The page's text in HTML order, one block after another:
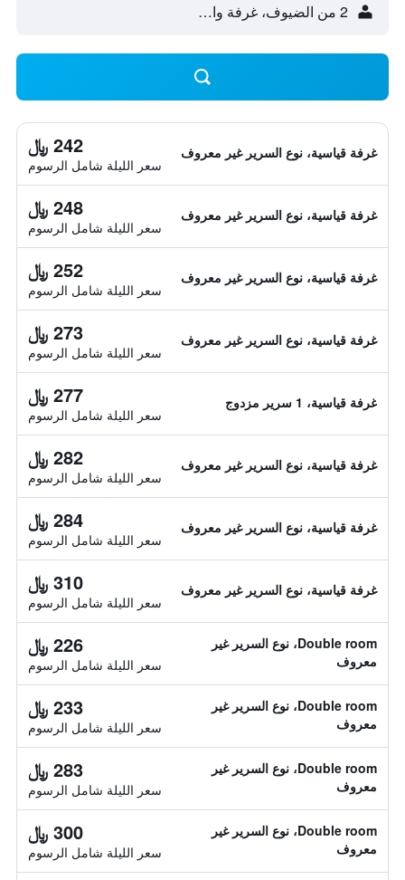
2 من الضيوف، غرفة واحدة
غرفة قياسية، نوع السرير غير معروف 242 ﷼
سعر الليلة شامل الرسوم
غرفة قياسية، نوع السرير غير معروف 248 ﷼
سعر الليلة شامل الرسوم
غرفة قياسية، نوع السرير غير معروف 252 ﷼
سعر الليلة شامل الرسوم
غرفة قياسية، نوع السرير غير معروف 273 ﷼
سعر الليلة شامل الرسوم
غرفة قياسية، 1 سرير مزدوج 277 ﷼
سعر الليلة شامل الرسوم
غرفة قياسية، نوع السرير غير معروف 282 ﷼
سعر الليلة شامل الرسوم
غرفة قياسية، نوع السرير غير معروف 284 ﷼
سعر الليلة شامل الرسوم
غرفة قياسية، نوع السرير غير معروف 310 ﷼
سعر الليلة شامل الرسوم
Double room، نوع السرير غير
معروف
226 ﷼
سعر الليلة شامل الرسوم
Double room، نوع السرير غير
معروف
233 ﷼
سعر الليلة شامل الرسوم
Double room، نوع السرير غير
معروف
283 ﷼
سعر الليلة شامل الرسوم
Double room، نوع السرير غير
معروف
300 ﷼
سعر الليلة شامل الرسوم